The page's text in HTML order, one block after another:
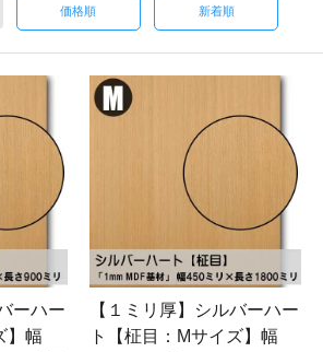
価格順 新着順
ーハー
】幅
【１ミリ厚】シルバーハー
ト【柾目：Mサイズ】幅